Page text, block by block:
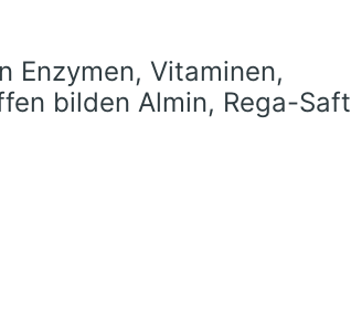
Enzymen, Vitaminen,
bilden Almin, Rega-Saft